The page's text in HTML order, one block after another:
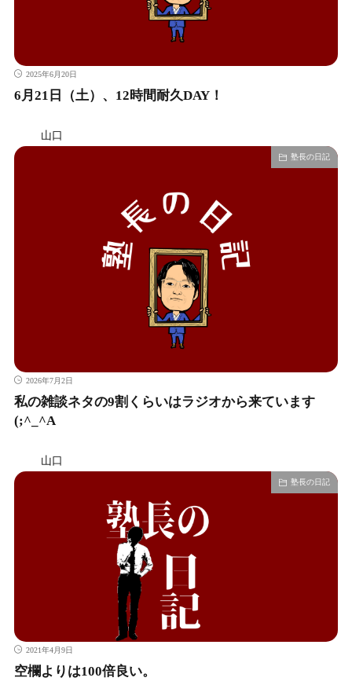
2025年6月20日
6月21日（土）、12時間耐久DAY！
山口
塾長の日記
2026年7月2日
私の雑談ネタの9割くらいはラジオから来ています
(;^_^A
山口
塾長の日記
2021年4月9日
空欄よりは100倍良い。